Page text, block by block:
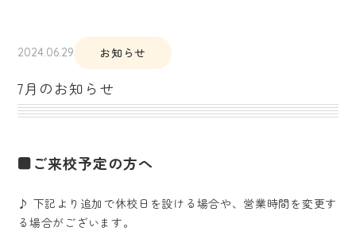
2024.06.29 お知らせ
7月のお知らせ
■ご来校予定の方へ
♪ 下記より追加で休校日を設ける場合や、営業時間を変更す
る場合がございます。